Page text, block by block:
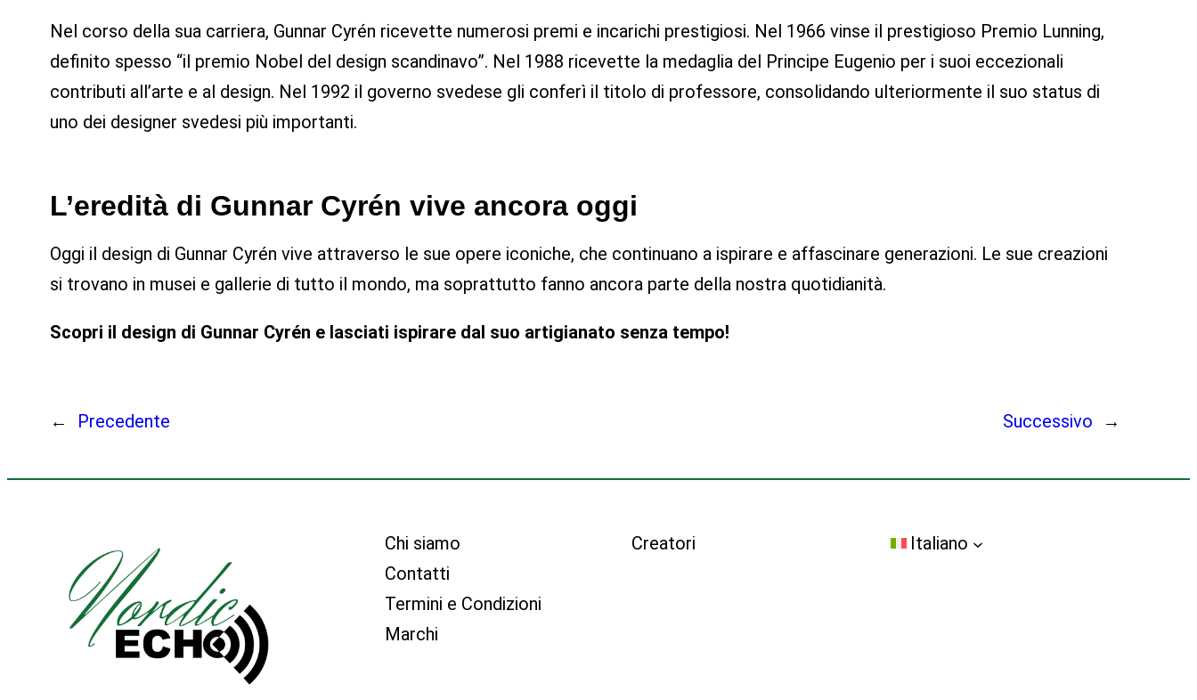
Nel corso della sua carriera, Gunnar Cyrén ricevette numerosi premi e incarichi prestigiosi. Nel 1966 vinse il prestigioso Premio Lunning,
definito spesso “il premio Nobel del design scandinavo”. Nel 1988 ricevette la medaglia del Principe Eugenio per i suoi eccezionali
contributi all’arte e al design. Nel 1992 il governo svedese gli conferì il titolo di professore, consolidando ulteriormente il suo status di
uno dei designer svedesi più importanti.
L’eredità di Gunnar Cyrén vive ancora oggi
Oggi il design di Gunnar Cyrén vive attraverso le sue opere iconiche, che continuano a ispirare e affascinare generazioni. Le sue creazioni
si trovano in musei e gallerie di tutto il mondo, ma soprattutto fanno ancora parte della nostra quotidianità.
Scopri il design di Gunnar Cyrén e lasciati ispirare dal suo artigianato senza tempo!
← Precedente Successivo →
Chi siamo
Contatti
Termini e Condizioni
Marchi
Creatori Italiano